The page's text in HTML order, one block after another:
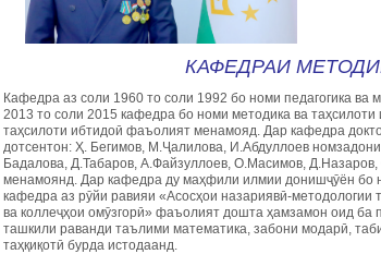
КАФЕДРАИ
Кафедра аз соли 1960 то соли 1992 бо номи педагогика
2013 то соли 2015 кафедра бо номи методика ва
таҳсилоти ибтидоӣ фаъолият менамояд. Дар кафедра
дотсентон: Ҳ. Бегимов, М.Ҷалилова, И.Абдуллоев
Бадалова, Д.Табаров, А.Файзуллоев, О.Масимов,
менамоянд. Дар кафедра ду маҳфили илмии донишҷӯён бо
кафедра аз рӯйи равияи «Асосҳои назариявӣ-
ва коллеҷҳои омӯзгорӣ» фаъолият дошта ҳамзамон оид
ташкили раванди таълими математика, забони модарӣ,
таҳқиқотӣ бурда истодаанд.